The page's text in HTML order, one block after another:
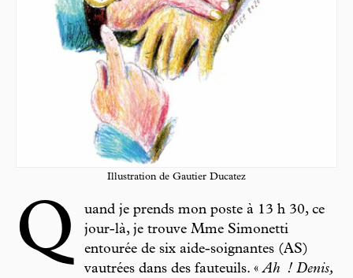
Illustration de Gautier Ducatez
Q
uand je prends mon poste à 13 h 30, ce
jour-là, je trouve Mme Simonetti
entourée de six aide-soignantes (AS)
vautrées dans des fauteuils. «Ah ! Denis,